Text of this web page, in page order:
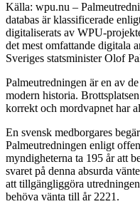
Källa: wpu.nu –
databas är klassificerade
digitaliserats av WPU-
det mest omfattande digitala
Sveriges statsminister Olof
Palmeutredningen är en av
modern historia.
korrekt och mordvapnet har
En svensk medborgares
Palmeutredningen enligt
myndigheterna ta 195 år att
svaret på denna absurda
att tillgängliggöra
behöva vänta till år 2221.